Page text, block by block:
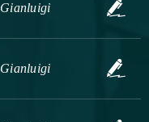
Gianluigi
Gianluigi